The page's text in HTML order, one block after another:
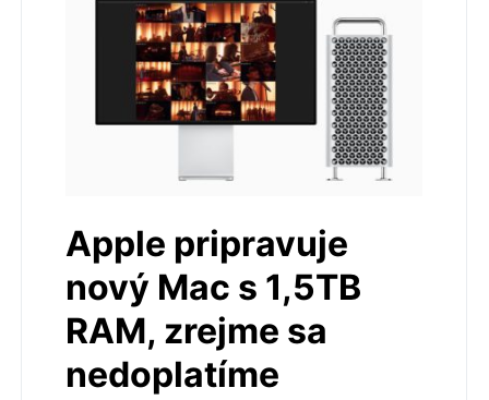
Apple pripravuje
nový Mac s 1,5TB
RAM, zrejme sa
nedoplatíme